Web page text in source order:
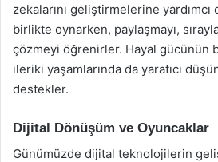
zekalarını geliştirmelerine yardımcı
birlikte oynarken, paylaşmayı,
çözmeyi öğrenirler. Hayal gücünün
ileriki yaşamlarında da yaratıcı
destekler.
Dijital Dönüşüm ve Oyuncaklar
Günümüzde dijital teknolojilerin